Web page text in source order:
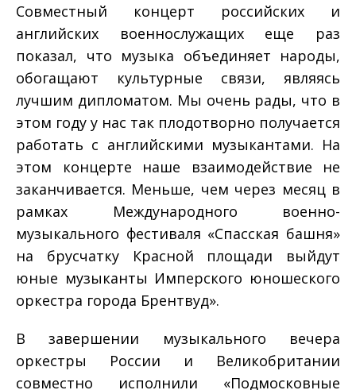
Совместный концерт российских и
английских военнослужащих еще раз
показал, что музыка объединяет народы,
обогащают культурные связи, являясь
лучшим дипломатом. Мы очень рады, что в
этом году у нас так плодотворно получается
работать с английскими музыкантами. На
этом концерте наше взаимодействие не
заканчивается. Меньше, чем через месяц в
рамках Международного военно-
музыкального фестиваля «Спасская башня»
на брусчатку Красной площади выйдут
юные музыканты Имперского юношеского
оркестра города Брентвуд».
В завершении музыкального вечера
оркестры России и Великобритании
совместно исполнили «Подмосковные